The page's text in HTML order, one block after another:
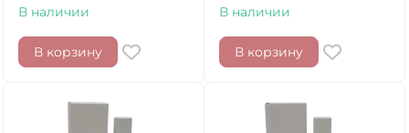
В наличии
В корзину
В наличии
В корзину